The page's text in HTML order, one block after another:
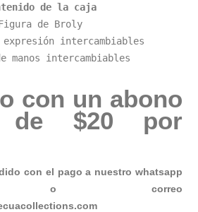
de la caja
de Broly
intercambiables
manos intercambiables
con un abono
de $20 por
con el pago a nuestro whatsapp
o correo